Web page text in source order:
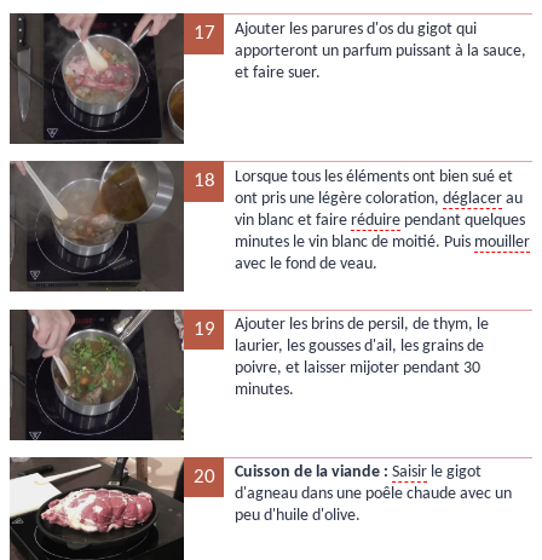
17
Ajouter les parures d'os du gigot qui
apporteront un parfum puissant à la sauce,
et faire suer.
18
Lorsque tous les éléments ont bien sué et
ont pris une légère coloration, déglacerau
vin blanc et faire réduirependant quelques
minutes le vin blanc de moitié. Puis mouiller
avec le fond de veau.
19
Ajouter les brins de persil, de thym, le
laurier, les gousses d'ail, les grains de
poivre, et laisser mijoter pendant 30
minutes.
20 Cuisson de la viande : Saisirle gigot
d'agneau dans une poêle chaude avec un
peu d'huile d'olive.